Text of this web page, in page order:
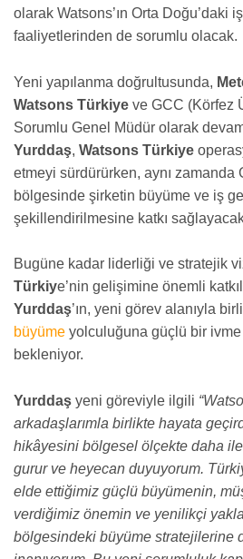
olarak Watsons’ın Orta Doğu’daki
faaliyetlerinden de sorumlu olacak.
Yeni yapılanma doğrultusunda,
Watsons Türkiye ve GCC (Körfez
Sorumlu Genel Müdür olarak
Yurddaş, Watsons Türkiye
etmeyi sürdürürken, aynı zamanda
bölgesinde şirketin büyüme ve iş
şekillendirilmesine katkı
Bugüne kadar liderliği ve stratejik
Türkiye’nin gelişimine önemli
Yurddaş’ın, yeni görev alanıyla
büyüme yolculuğuna güçlü bir ivme
bekleniyor.
Yurddaş yeni göreviyle ilgili
arkadaşlarımla birlikte hayata
hikâyesini bölgesel ölçekte daha
gurur ve heyecan duyuyorum.
elde ettiğimiz güçlü büyümenin,
verdiğimiz önemin ve yenilikçi
bölgesindeki büyüme stratejilerine